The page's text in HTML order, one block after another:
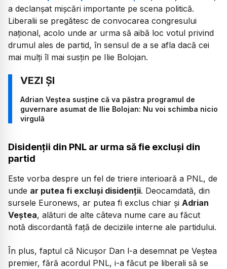
a declanșat mișcări importante pe scena politică.
Liberalii se pregătesc de convocarea congresului
național, acolo unde ar urma să aibă loc votul privind
drumul ales de partid, în sensul de a se afla dacă cei
mai mulți îl mai susțin pe Ilie Bolojan.
Adrian Veștea susține că va păstra programul de
guvernare asumat de Ilie Bolojan: Nu voi schimba nicio
virgulă
Disidenții din PNL ar urma să fie excluși din
partid
Este vorba despre un fel de triere interioară a PNL, de
unde ar putea fi excluși disidenții. Deocamdată, din
sursele Euronews, ar putea fi exclus chiar și Adrian
Veștea, alături de alte câteva nume care au făcut
notă discordantă față de deciziile interne ale partidului.
În plus, faptul că Nicușor Dan l-a desemnat pe Veștea
premier, fără acordul PNL, i-a făcut pe liberali să se